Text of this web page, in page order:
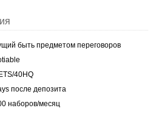
быть предметом переговоров
40HQ
после депозита
наборов/месяц